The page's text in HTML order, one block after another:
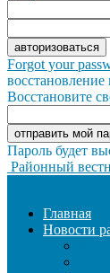
Forgot your
восстановление
Восстановите
Пароль будет
Районный
Главная
Новости